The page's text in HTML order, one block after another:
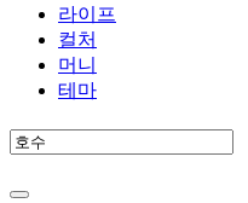
라이프
컬처
머니
테마